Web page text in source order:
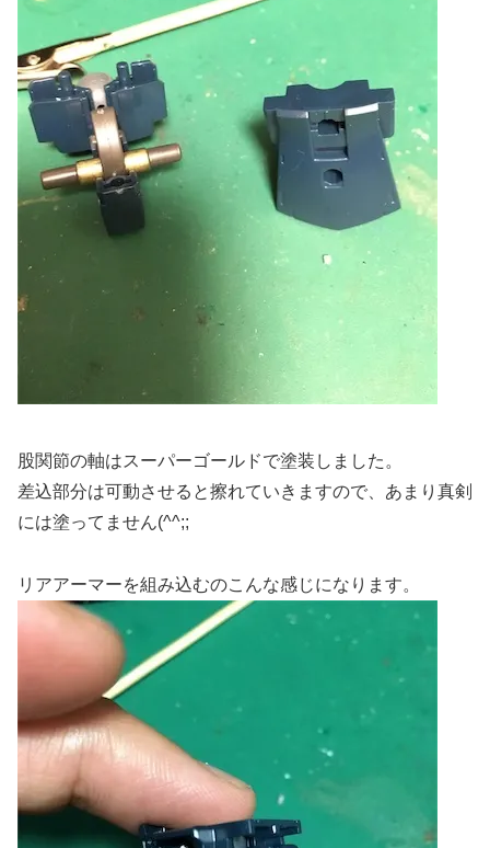
股関節の軸はスーパーゴールドで塗装しました。
差込部分は可動させると擦れていきますので、あまり真剣
には塗ってません(^^;;
リアアーマーを組み込むのこんな感じになります。